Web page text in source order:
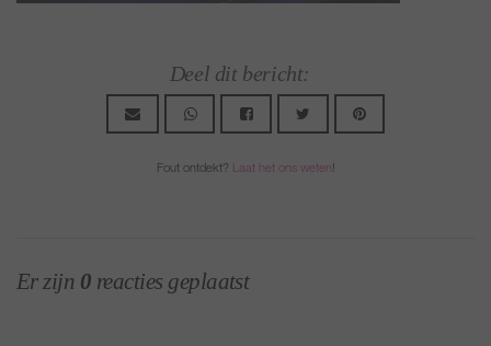
Deel dit bericht:
Fout ontdekt? Laat het ons weten!
Er zijn 0 reacties geplaatst